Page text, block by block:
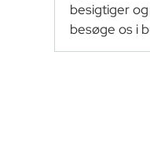
besigtiger
besøge os i